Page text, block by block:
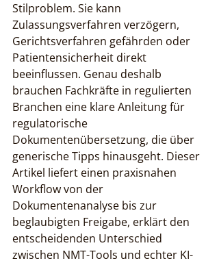
Stilproblem. Sie kann
Zulassungsverfahren verzögern,
Gerichtsverfahren gefährden oder
Patientensicherheit direkt
beeinflussen. Genau deshalb
brauchen Fachkräfte in regulierten
Branchen eine klare Anleitung für
regulatorische
Dokumentenübersetzung, die über
generische Tipps hinausgeht. Dieser
Artikel liefert einen praxisnahen
Workflow von der
Dokumentenanalyse bis zur
beglaubigten Freigabe, erklärt den
entscheidenden Unterschied
zwischen NMT-Tools und echter KI-